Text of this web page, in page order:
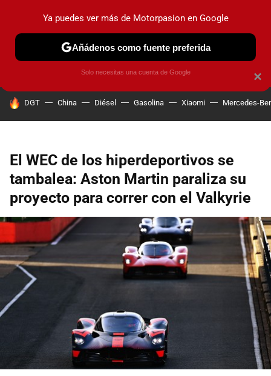
PRUEBAS COCHES ELÉCTRICOS OBSERVATORIO
HOY SE HABLA DE
DGT China Diésel Gasolina Xiaomi Mercedes-
El WEC de los hiperdeportivos se
tambalea: Aston Martin paraliza su
proyecto para correr con el Valkyrie
×
Ya puedes ver más de Motorpasion en Google
Añádenos como fuente preferida
Solo necesitas una cuenta de Google